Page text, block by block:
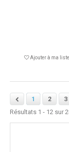
Ajouter à ma
1 2
3
Résultats 1 - 12 sur